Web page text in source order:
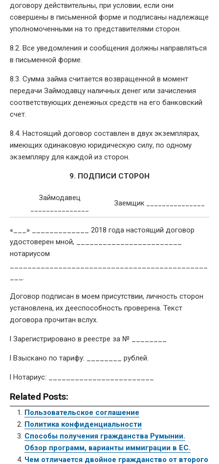
договору действительны, при условии, если они
совершены в письменной форме и подписаны надлежаще
уполномоченными на то представителями сторон.
8.2. Все уведомления и сообщения должны направляться
в письменной форме.
8.3. Сумма займа считается возвращенной в момент
передачи Займодавцу наличных денег или зачисления
соответствующих денежных средств на его банковский
счет.
8.4. Настоящий договор составлен в двух экземплярах,
имеющих одинаковую юридическую силу, по одному
экземпляру для каждой из сторон.
9. ПОДПИСИ СТОРОН
Займодавец
Заемщик _______________
«___» _____________ 2018 года настоящий договор
удостоверен мной, ________________________
нотариусом
___.
Договор подписан в моем присутствии, личность сторон
установлена, их дееспособность проверена. Текст
договора прочитан вслух.
l Зарегистрировано в реестре за № ________
l Взыскано по тарифу: ________ рублей.
l Нотариус: ________________________
Related Posts:
Пользовательское соглашение
Политика конфиденциальности
Способы получения гражданства Румынии.
Обзор программ, варианты иммиграции в ЕС.
Чем отличается двойное гражданство от второго